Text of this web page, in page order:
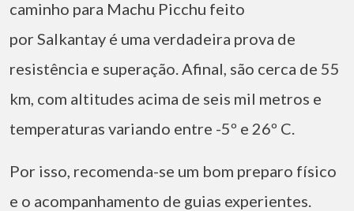
caminho para Machu Picchu feito
por Salkantay é uma verdadeira prova de
resistência e superação. Afinal, são cerca de 55
km, com altitudes acima de seis mil metros e
temperaturas variando entre -5º e 26º C.
Por isso, recomenda-se um bom preparo físico
e o acompanhamento de guias experientes.